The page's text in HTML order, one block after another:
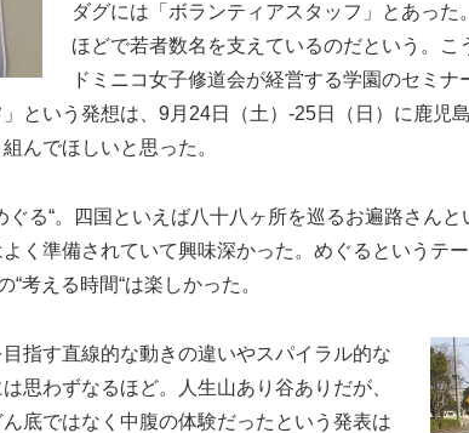
ダグには「ボランティアスタッフ」とあった
ほどで若者数名を支えているのだという。
ドミニコ女子修道会が経営する学園のセミ
という発想は、9月24日（土）-25日（日）に鹿児
んでほしいと思った。
ぐる“。四国といえば八十八ヶ所を巡るお遍路さん
く準備されていて興味深かった。めぐるというテ
“考える時間“は楽しかった。
指す直線的な動きの違いやスパイラル的な
思わずなるほど。人生山あり谷ありだが、
底ではなく中腹の体験だったという発表は